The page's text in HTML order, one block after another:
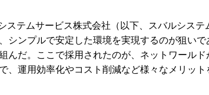
ステムサービス株式会社（以下、スバルシス
シンプルで安定した環境を実現するのが狙い
んだ。ここで採用されたのが、ネットワール
、運用効率化やコスト削減など様々なメリット